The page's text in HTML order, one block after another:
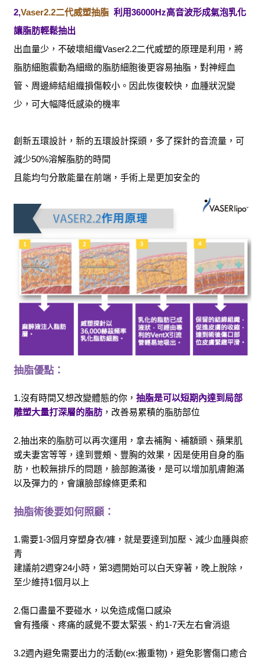
2,Vaser2.2二代威塑抽脂 利用36000Hz高音波形成氣泡乳化
讓脂肪輕鬆抽出
出血量少，不破壞組織Vaser2.2二代威塑的原理是利用 ，將
脂肪細胞震動為細緻的脂肪細胞後更容易抽脂，對神經血
管、周邊締結組織損傷較小。因此恢復較快，血腫狀況變
少，可大幅降低感染的機率
創新五環設計，新的五環設計探頭，多了探針的音流量，可
減少50%溶解脂肪的時間
且能均勻分散能量在前端，手術上是更加安全的
抽脂優點：
1.沒有時間又想改變體態的你，抽脂是可以短期內達到局部
雕塑大量打深層的脂肪 ，改善易累積的脂肪部位
2.抽出來的脂肪可以再次運用 ，拿去補胸、補額頭、蘋果肌
或夫妻宮等等，達到豐頰、豐胸的效果， 因是使用自身的脂
肪，也較無排斥的問題，臉部飽滿後，是可以增加肌膚飽滿
以及彈力的，會讓臉部線條更柔和
抽脂術後要如何照顧：
1.需要1-3個月穿塑身衣/褲 ，就是要達到加壓、減少血腫與瘀
青
建議前2週穿24小時，第3週開始可以白天穿著，晚上脫除，
至少維持1個月以上
2.傷口盡量不要碰水 ，以免造成傷口感染
會有搔癢、疼痛的感覺不要太緊張、約1-7天左右會消退
3.2週內避免需要出力的活動(ex:搬重物)，避免影響傷口癒合